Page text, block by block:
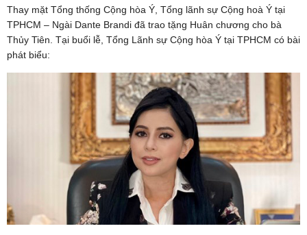
Thay mặt Tổng thống Cộng hòa Ý, Tổng lãnh sự Cộng hoà Ý tại
TPHCM – Ngài Dante Brandi đã trao tặng Huân chương cho bà
Thủy Tiên. Tại buổi lễ, Tổng Lãnh sự Cộng hòa Ý tại TPHCM có bài
phát biểu: